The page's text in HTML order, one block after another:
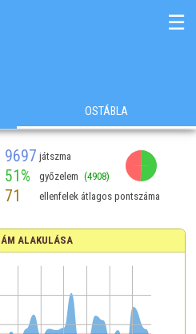
☰
OSTÁBLA
9697 játszma
51% győzelem (4908)
71 ellenfelek átlagos pontszáma
ALAKULÁSA